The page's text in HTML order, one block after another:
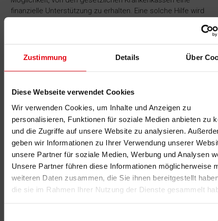
Zustimmung Details Über
Diese Webseite verwendet Cookies
Wir verwenden Cookies, um Inhalte und Anzeigen zu
personalisieren, Funktionen für soziale Medien anbieten zu
und die Zugriffe auf unsere Website zu analysieren.
geben wir Informationen zu Ihrer Verwendung unserer
unsere Partner für soziale Medien, Werbung und Analysen
Unsere Partner führen diese Informationen möglicherweise
weiteren Daten zusammen, die Sie ihnen bereitgestellt
die sie im Rahmen Ihrer Nutzung der Dienste gesammelt
finanzielle Unterstützung zu erhalten. Eine solche Hilfe wird
angeboten, sofern ein Teil der Belegschaft auch bei dieser
Kasse versichert ist. Die Kassen gehen dabei ihrem
gesetzlichen Auftrag, der im Sozialgesetzbuch V § 20
festgelegten Aufgaben in der Prävention, nach. Sie haben
Gesundheitsmanagements zu unterstützen. Welche
Maßnahmen in verschiedenen Handlungsfeldern finanziell
gefördert werden, ist im Leitfaden Prävention des GKV-
Spitzenverbandes festgelegt. Die Finanzierung bzw.
Förderung von Maßnahmen muss im Vorfeld beantragt
werden. Diese Maßnahmen müssen hinsichtlich Qualität,
Zweckbindung und Zielgerichtetheit den Anforderungen
der §§ 20 und 20b SGB V genügen.
3. Europäischer Sozialfonds